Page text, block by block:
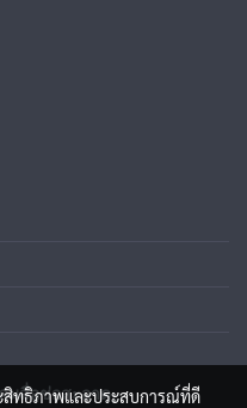
มสื่อช่อสะอาด
สิทธิภาพและประสบการณ์ที่ดี